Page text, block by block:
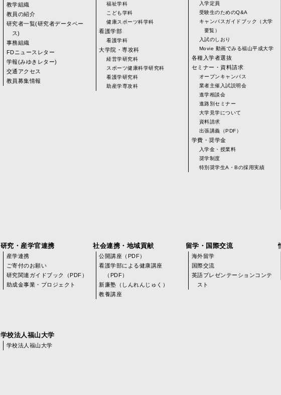
教学組織
教員の紹介
研究者一覧(研究者データベー
ス)
事務組織
FDニュースレター
学報(みゆきレター)
交通アクセス
教員募集情報
福祉学科
こども学科
健康スポーツ科学科
看護学部
看護学科
大学院・専攻科
経営学研究科
スポーツ健康科学研究科
看護学研究科
助産学専攻科
入学定員
受験生のためのQ&A
キャンパスガイドブック（大学
要覧）
入試のしおり
Movie 動画でみる福山平成大学
各種入学者選抜
セミナー・資料請求
オープンキャンパス
業者主催入試説明会
進学相談会
進路別セミナー
大学見学について
資料請求
出張講義（PDF）
学費・奨学金
入学金・授業料
奨学制度
特別奨学生A・Bの採用実績
研究・産学官連携
産学連携
ご寄付のお願い
研究関連ガイドブック（PDF）
助成金事業・プロジェクト
社会連携・地域貢献
公開講座（PDF）
看護学部による健康講座
（PDF）
新廉塾（しんれんじゅく）
教養講座
留学・国際交流
海外留学
国際交流
英語プレゼンテーションコンテ
スト
学校法人福山大学
学校法人福山大学